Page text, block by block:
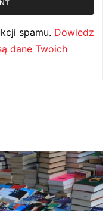
spamu. Dowiedz
dane Twoich